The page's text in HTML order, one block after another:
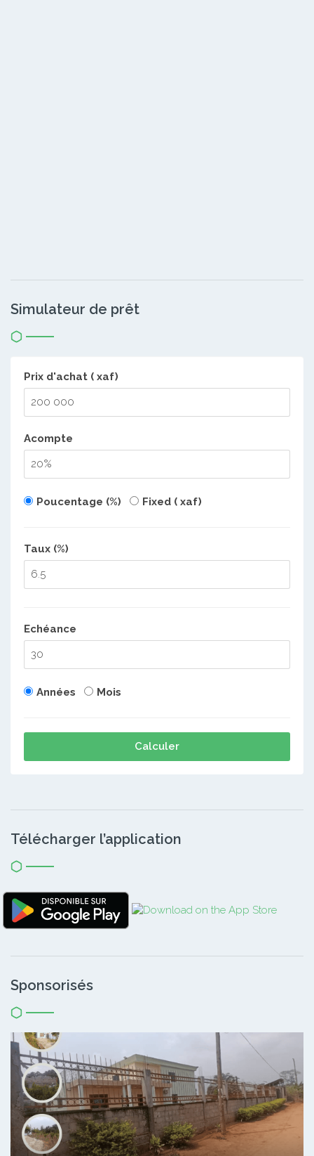
Simulateur de prêt
Prix d'achat ( xaf)
Acompte
Poucentage (%) Fixed ( xaf)
Taux (%)
Echéance
Années Mois
Calculer
Télécharger l’application
Sponsorisés